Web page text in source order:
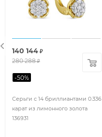
Серьги с 14 бриллиантами 0.336
карат из лимонного золота
136931
140 144 ₽
280 288₽
-50%